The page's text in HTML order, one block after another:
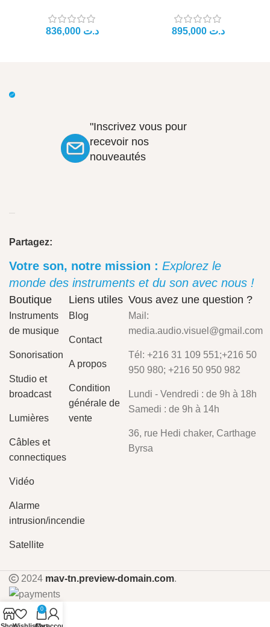
د.ت د.ت
"Inscrivez vous pour
recevoir nos
nouveautés
Partagez:
Votre son, notre mission : Explorez le
monde des instruments et du son avec nous !
Boutique
Instruments
de musique
Sonorisation
Studio et
broadcast
Lumières
Câbles et
connectiques
Vidéo
Alarme
intrusion/incendie
Satellite
Liens utiles
Blog
Contact
A propos
Condition
générale de
vente
Vous avez une question ?
Mail:
media.audio.visuel@gmail.com
Tél: +216 31 109 551;+216 50
950 980; +216 50 950 982
Lundi - Vendredi : de 9h à 18h
Samedi : de 9h à 14h
36, rue Hedi chaker, Carthage
Byrsa
2024 mav-tn.preview-domain.com.
0